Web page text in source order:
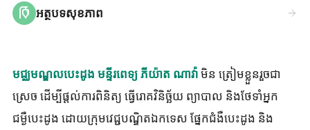
អត្ថបទសុខភាព
មជ្ឈមណ្ឌលបេះដូង មន្ទីរពេទ្យ ភីយ៉ាត ណាវ៉ាមិន ត្រៀមខ្លួនរួចជា
ស្រេច ដើម្បីផ្តល់ការពិនិត្យ ធ្វើរោគវិនិច្ឆ័យ ព្យាបាល និងថែទាំអ្នក
ជម្ងឺបេះដូង ដោយក្រុមវេជ្ជបណ្ឌិតឯកទេស ផ្នែកជំងឺបេះដូង និង